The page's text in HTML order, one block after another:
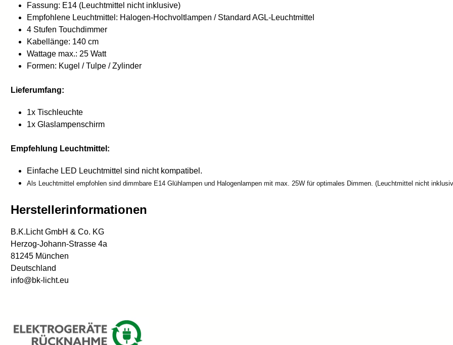
Fassung: E14 (Leuchtmittel nicht inklusive)
Empfohlene Leuchtmittel: Halogen-Hochvoltlampen / Standard AGL-Leuchtmittel
4 Stufen Touchdimmer
Kabellänge: 140 cm
Wattage max.: 25 Watt
Formen: Kugel / Tulpe / Zylinder
Lieferumfang:
1x Tischleuchte
1x Glaslampenschirm
Empfehlung Leuchtmittel:
Einfache LED Leuchtmittel sind nicht kompatibel.
Als Leuchtmittel empfohlen sind dimmbare E14 Glühlampen und Halogenlampen mit max. 25W für optimales Dimmen. (Leuchtmittel nicht
Herstellerinformationen
B.K.Licht GmbH & Co. KG
Herzog-Johann-Strasse 4a
81245 München
Deutschland
info@bk-licht.eu